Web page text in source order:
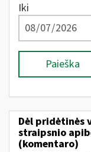
Iki
Paieška
Dėl pridėtinės
straipsnio
(komentaro)